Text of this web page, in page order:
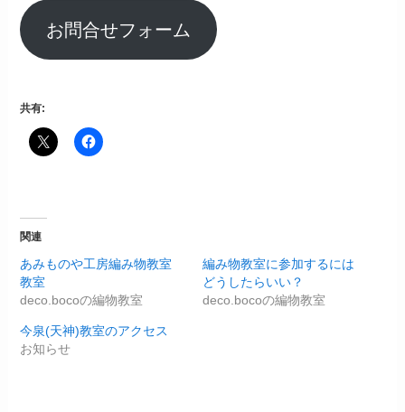
お問合せフォーム
共有:
関連
あみものや工房編み物教室
教室
deco.bocoの編物教室
編み物教室に参加するには
どうしたらいい？
deco.bocoの編物教室
今泉(天神)教室のアクセス
お知らせ